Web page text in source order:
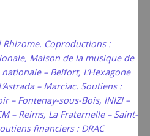
Rhizome. Coproductions :
Maison de la musique de
nationale – Belfort, L’Hexagone
– Marciac. Soutiens :
– Fontenay-sous-Bois, INIZI –
– Reims, La Fraternelle – Saint-
financiers : DRAC